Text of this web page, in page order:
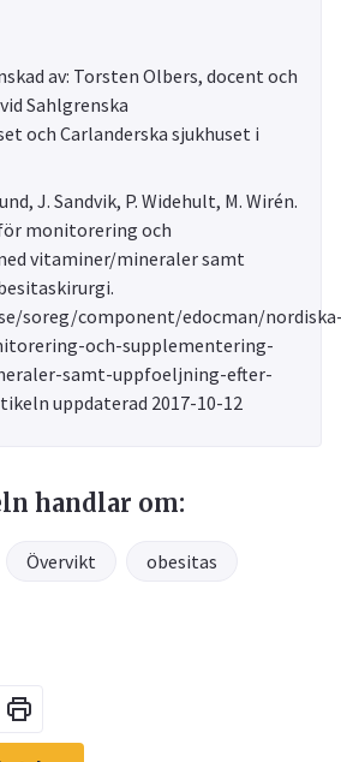
av: Torsten Olbers, docent och
Sahlgrenska
och Carlanderska sjukhuset i
J. Sandvik, P. Widehult, M. Wirén.
monitorering och
vitaminer/mineraler samt
soreg/component/edocman/
och-supplementering-
samt-uppfoeljning-efter-
uppdaterad 2017-10-12
handlar om:
Övervikt obesitas